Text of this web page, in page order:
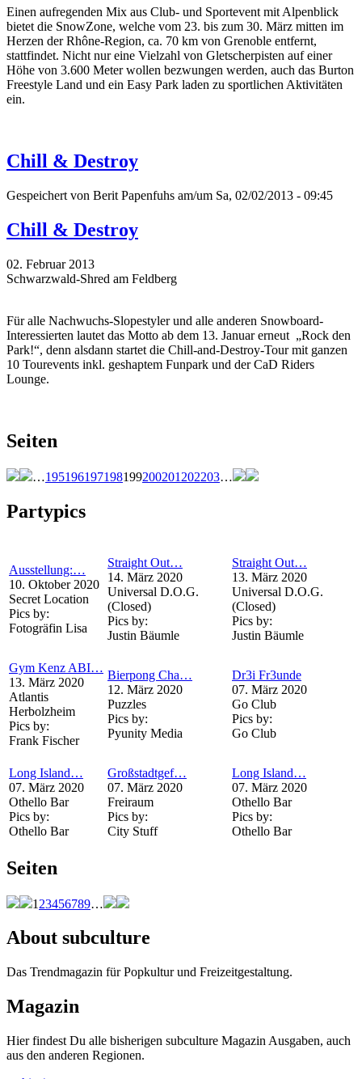
Einen aufregenden Mix aus Club- und Sportevent mit Alpenblick
bietet die SnowZone, welche vom 23. bis zum 30. März mitten im
Herzen der Rhône-Region, ca. 70 km von Grenoble entfernt,
stattfindet. Nicht nur eine Vielzahl von Gletscherpisten auf einer
Höhe von 3.600 Meter wollen bezwungen werden, auch das Burton
Freestyle Land und ein Easy Park laden zu sportlichen Aktivitäten
ein.
Chill & Destroy
Gespeichert von Berit Papenfuhs am/um Sa, 02/02/2013 - 09:45
Chill & Destroy
02. Februar 2013
Schwarzwald-Shred am Feldberg
Für alle Nachwuchs-Slopestyler und alle anderen Snowboard-
Interessierten lautet das Motto ab dem 13. Januar erneut „Rock den
Park!“, denn alsdann startet die Chill-and-Destroy-Tour mit ganzen
10 Tourevents inkl. geshaptem Funpark und der CaD Riders
Lounge.
Seiten
…195196197198199200201 202203…
Partypics
Ausstellung:…
10. Oktober 2020
Secret Location
Pics by:
Fotogräfin Lisa
Straight Out…
14. März 2020
Universal D.O.G.
(Closed)
Pics by:
Justin Bäumle
Straight Out…
13. März 2020
Universal D.O.G.
(Closed)
Pics by:
Justin Bäumle
Gym Kenz ABI…
13. März 2020
Atlantis
Herbolzheim
Pics by:
Frank Fischer
Bierpong Cha…
12. März 2020
Puzzles
Pics by:
Pyunity Media
Dr3i Fr3unde
07. März 2020
Go Club
Pics by:
Go Club
Long Island…
07. März 2020
Othello Bar
Pics by:
Othello Bar
Großstadtgef…
07. März 2020
Freiraum
Pics by:
City Stuff
Long Island…
07. März 2020
Othello Bar
Pics by:
Othello Bar
Seiten
1 23456789…
About subculture
Das Trendmagazin für Popkultur und Freizeitgestaltung.
Magazin
Hier findest Du alle bisherigen subculture Magazin Ausgaben, auch
aus den anderen Regionen.